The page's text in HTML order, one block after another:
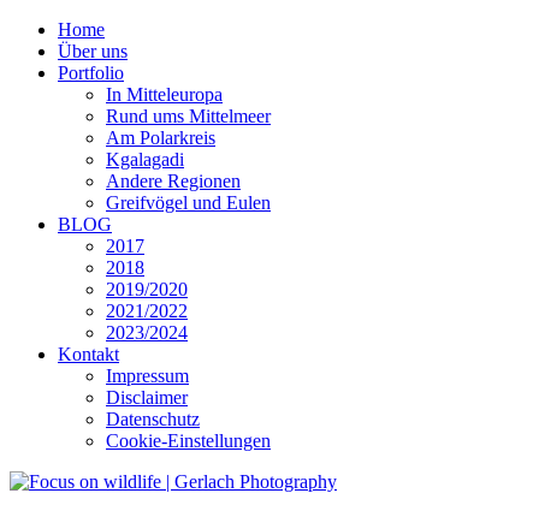
Home
Über uns
Portfolio
In Mitteleuropa
Rund ums Mittelmeer
Am Polarkreis
Kgalagadi
Andere Regionen
Greifvögel und Eulen
BLOG
2017
2018
2019/2020
2021/2022
2023/2024
Kontakt
Impressum
Disclaimer
Datenschutz
Cookie-Einstellungen